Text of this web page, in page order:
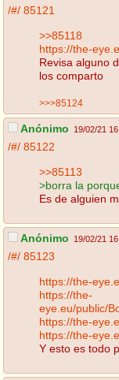
/#/ 85121
>>85118
https://the-
Revisa alguno
los comparto
>>>85124
Anónimo 19/02/21
/#/ 85122
>>85113
>borra la
Es de alguien
Anónimo 19/02/21
/#/ 85123
https://the-
https://the-
eye.eu/public/
https://the-
https://the-
Y esto es todo